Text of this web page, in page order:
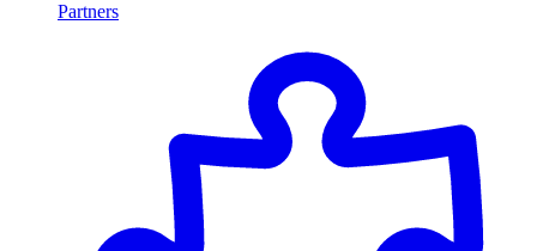
Partners